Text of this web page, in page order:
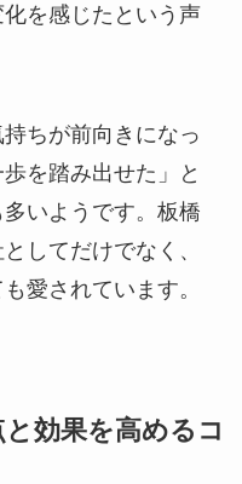
を感じたという声
ちが前向きになっ
を踏み出せた」と
いようです。板橋
してだけでなく、
愛されています。
効果を高めるコ